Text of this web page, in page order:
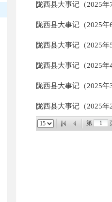
陇西县大事记（2025年7
陇西县大事记（2025年6
陇西县大事记（2025年5
陇西县大事记（2025年4
陇西县大事记（2025年3
陇西县大事记（2025年2
第